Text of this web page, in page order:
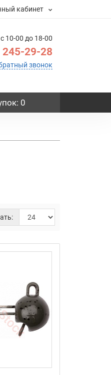
кабинет
10-00 до 18-00
245-29-28
звонок
: 0